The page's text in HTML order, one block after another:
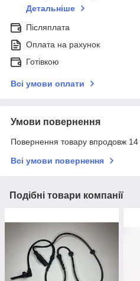
Детальніше
Післяплата
Оплата на рахунок
Готівкою
Всі умови оплати
Умови повернення
Повернення товару впродовж 14
Всі умови повернення
Подібні товари компанії